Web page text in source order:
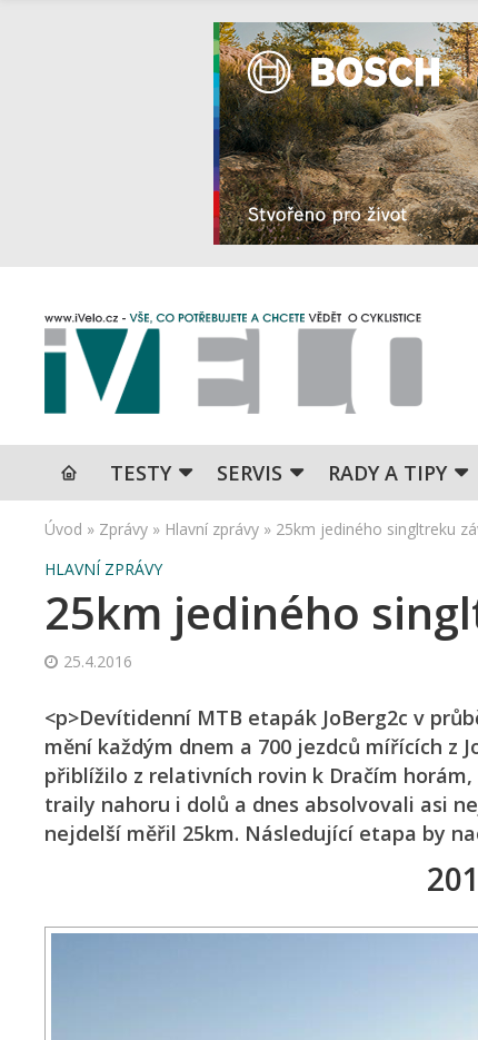
TESTY SERVIS RADY A TIPY
Úvod » Zprávy » Hlavní zprávy » 25km jediného singltreku
HLAVNÍ ZPRÁVY
25km jediného
25.4.2016
<p>Devítidenní MTB etapák JoBerg2c v
mění každým dnem a 700 jezdců mířících z
přiblížilo z relativních rovin k Dračím
traily nahoru i dolů a dnes absolvovali asi
nejdelší měřil 25km. Následující etapa by